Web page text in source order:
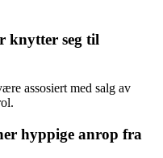
knytter seg til
assosiert med salg av
hyppige anrop fra